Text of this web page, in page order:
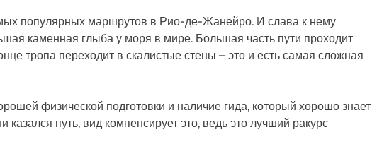
популярных маршрутов в Рио-де-Жанейро. И слава к нему
каменная глыба у моря в мире. Большая часть пути проходит
тропа переходит в скалистые стены – это и есть самая сложная
физической подготовки и наличие гида, который хорошо знает
путь, вид компенсирует это, ведь это лучший ракурс